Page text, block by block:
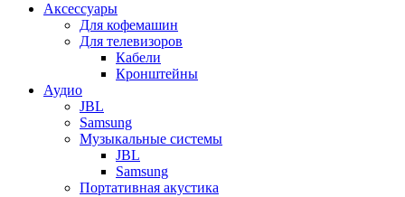
Аксессуары
Для кофемашин
Для телевизоров
Кабели
Кронштейны
Аудио
JBL
Samsung
Музыкальные системы
JBL
Samsung
Портативная акустика